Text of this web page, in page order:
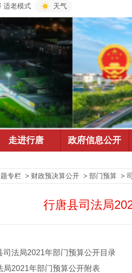
适老模式 天气
专栏 > 财政预决算公开 > 部门预算 >
行唐县司法局
司法局2021年部门预算公开目录
局2021年部门预算公开附表